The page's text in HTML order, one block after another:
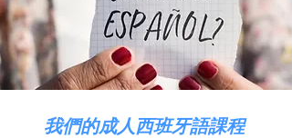
我們的成人西班牙語課程